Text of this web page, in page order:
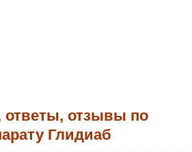
отзывы по
Глидиаб